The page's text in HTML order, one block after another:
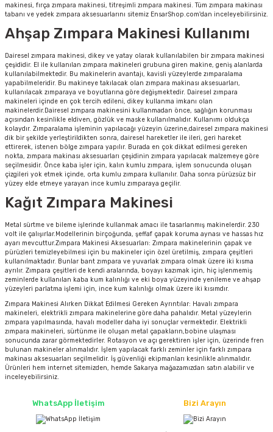
makinesi, fırça zımpara makinesi, titreşimli zımpara makinesi. Tüm zımpara makinası
tabanı ve yedek zımpara aksesuarlarını sitemiz EnsarShop.com'dan inceleyebilirsiniz.
Ahşap Zımpara Makinesi Kullanımı
Dairesel zımpara makinesi, dikey ve yatay olarak kullanılabilen bir zımpara makinesi
çeşididir. El ile kullanılan zımpara makineleri grubuna giren makine, geniş alanlarda
kullanılabilmektedir. Bu makinelerin avantajı, kavisli yüzeylerde zımparalama
yapabilmeleridir. Bu makineye takılacak olan zımpara makinası aksesuarları,
kullanılacak zımparaya ve boyutlarına göre değişmektedir. Dairesel zımpara
makineleri içinde en çok tercih edileni, dikey kullanma imkanı olan
makinelerdir.Dairesel zımpara makinesini kullanmadan önce, sağlığın korunması
açısından kesinlikle eldiven, gözlük ve maske kullanılmalıdır. Kullanımı oldukça
kolaydır. Zımparalama işleminin yapılacağı yüzeyin üzerine,dairesel zımpara makinesi
dik bir şekilde yerleştirildikten sonra, dairesel hareketler ile ileri, geri hareket
ettirerek, istenen bölge zımpara yapılır. Burada en çok dikkat edilmesi gereken
nokta, zımpara makinası aksesuarları çeşidinin zımpara yapılacak malzemeye göre
seçilmesidir. Önce kaba işler için, kalın kumlu zımpara, işlem sonucunda oluşan
çizgileri yok etmek içinde, orta kumlu zımpara kullanılır. Daha sonra pürüzsüz bir
yüzey elde etmeye yarayan ince kumlu zımparaya geçilir.
Kağıt Zımpara Makinesi
Metal sürtme ve bileme işlerinde kullanmak amacı ile tasarlanmış makinelerdir. 230
volt ile çalışırlar.Modellerinin birçoğunda, şeffaf çapak koruma aynası ve hassas hız
ayarı mevcuttur.Zımpara Makinesi Aksesuarları: Zımpara makinelerinin çapak ve
pürüzleri temizleyebilmesi için bu makineler için özel üretilmiş, zımpara çeşitleri
kullanılmaktadır. Bunlar bant zımpara ve yuvarlak zımpara olmak üzere iki kısma
ayrılır. Zımpara çeşitleri de kendi aralarında, boyayı kazımak için, hiç işlenmemiş
zeminlerde kullanılan kaba kum kalınlığı ve eki boya yüzeyinde yenileme ve ahşap
yüzeyleri parlatma işlemi için, ince kum kalınlığı olmak üzere iki kısımdır.
Zımpara Makinesi Alırken Dikkat Edilmesi Gereken Ayrıntılar: Havalı zımpara
makineleri, elektrikli zımpara makinelerine göre daha pahalıdır. Metal yüzeylerin
zımpara yapılmasında, havalı modeller daha iyi sonuçlar vermektedir. Elektrikli
zımpara makineleri, sürtünme ile oluşan metal çapakların,bobine ulaşması
sonucunda zarar görmektedirler. Rotasyon ve açı gerektiren işler için, üzerinde fren
bulunan makineler alınmalıdır. İşlem yapılacak farklı zeminler için farklı zımpara
makinası aksesuarları seçilmelidir. İş güvenliği ekipmanları kesinlikle alınmalıdır.
Ürünleri hem internet sitemizden, hemde Sakarya mağazamızdan satın alabilir ve
inceleyebilirsiniz.
WhatsApp İletişim Bizi Arayın